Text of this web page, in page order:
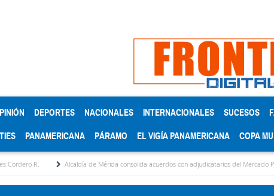
DEPORTES NACIONALES INTERNACIONALES SUCESOS
PANAMERICANA PÁRAMO EL VIGÍA PANAMERICANA COPA
Alcaldía de Mérida consolida acuerdos con adjudicatarios del Mercado Periférico